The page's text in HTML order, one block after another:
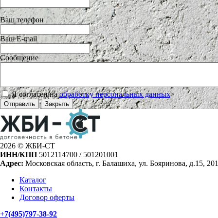
Ваш телефон
Ваш E-mail
Сообщение
Я согласен наобработку персональных данных>
Отправить Закрыть
2026 © ЖБИ-СТ
ИНН/КПП 5012114700 / 501201001
Адрес: Московская область, г. Балашиха, ул. Бояринова, д.15, 201
Каталог
Контакты
Договор оферты
+7(495)797-38-92